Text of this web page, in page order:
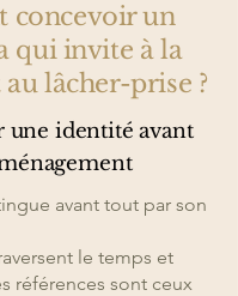
concevoir un
qui invite à la
lâcher-prise ?
identité avant
avant tout par son
le temps et
références sont ceux